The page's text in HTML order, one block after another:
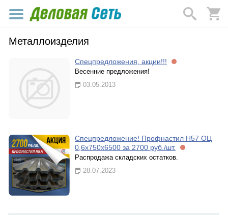
Металлоизделия
Спецпредложения, акции!!!
Весенние предложения!
03.05.2013
Спецпредложение! Профнастил Н57 ОЦ
0,6х750х6500 за 2700 руб./шт.
Распродажа складских остатков.
28.07.2023